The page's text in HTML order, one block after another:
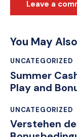
You May
UNCATEGORIZED
Summer
Play and
UNCATEGORIZED
Verstehen